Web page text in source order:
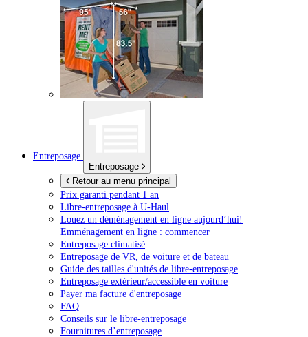
Entreposage
Entreposage
Retour au menu principal
Prix garanti pendant 1 an
Libre-entreposage à U-Haul
Louez un déménagement en ligne aujourd’hui!
Emménagement en ligne : commencer
Entreposage climatisé
Entreposage de VR, de voiture et de bateau
Guide des tailles d'unités de libre-entreposage
Entreposage extérieur/accessible en voiture
Payer ma facture d'entreposage
FAQ
Conseils sur le libre-entreposage
Fournitures d’entreposage